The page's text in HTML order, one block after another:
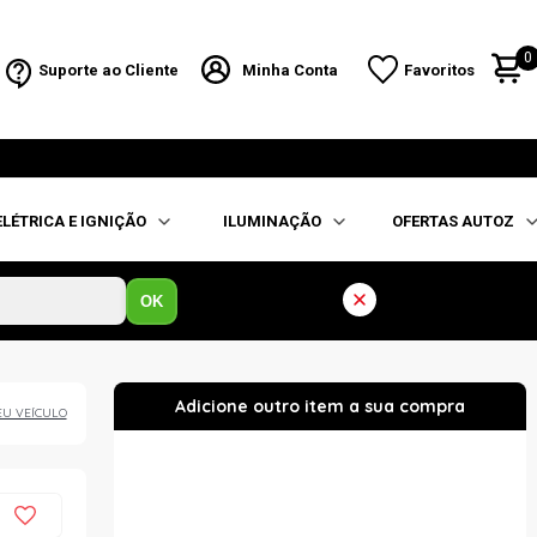
Suporte ao Cliente Minha Conta Favoritos
0
E IGNIÇÃO ILUMINAÇÃO OFERTAS AUTOZ
OK
VEÍCULO